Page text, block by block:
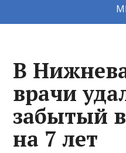
В
врачи
забытый
на 7 лет